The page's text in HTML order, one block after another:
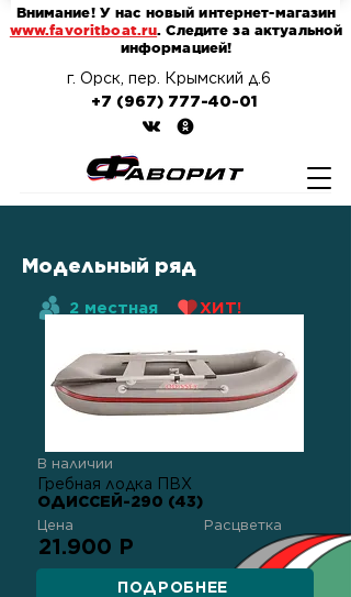
г. Орск, пер. Крымский д.6
+7 (967) 777-40-01
Внимание! У нас новый интернет-магазин
www.favoritboat.ru. Следите за актуальной
информацией!
Модельный ряд
2 местная ХИТ!
В наличии
Гребная лодка ПВХ
ОДИССЕЙ-290 (43)
Цена Расцветка
21.900 Р
ПОДРОБНЕЕ